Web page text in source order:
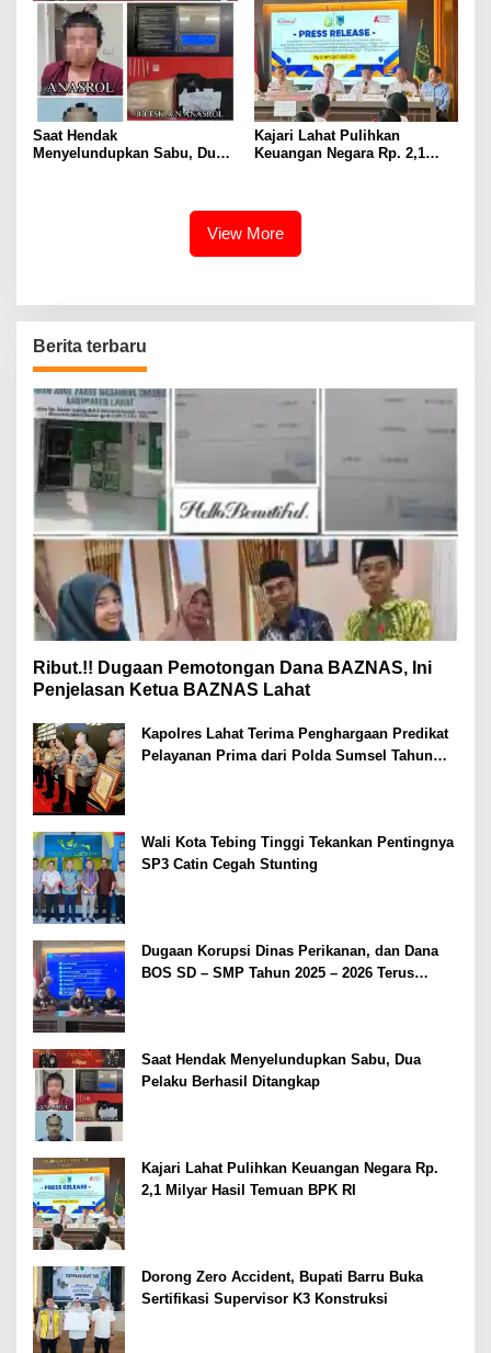
Saat Hendak
Menyelundupkan Sabu, Dua
Kajari Lahat Pulihkan
Keuangan Negara Rp. 2,1
View More
Berita terbaru
Ribut.!! Dugaan Pemotongan Dana BAZNAS, Ini
Penjelasan Ketua BAZNAS Lahat
Kapolres Lahat Terima Penghargaan Predikat
Pelayanan Prima dari Polda Sumsel Tahun
Wali Kota Tebing Tinggi Tekankan Pentingnya
SP3 Catin Cegah Stunting
Dugaan Korupsi Dinas Perikanan, dan Dana
BOS SD – SMP Tahun 2025 – 2026 Terus
Saat Hendak Menyelundupkan Sabu, Dua
Pelaku Berhasil Ditangkap
Kajari Lahat Pulihkan Keuangan Negara Rp.
2,1 Milyar Hasil Temuan BPK RI
Dorong Zero Accident, Bupati Barru Buka
Sertifikasi Supervisor K3 Konstruksi